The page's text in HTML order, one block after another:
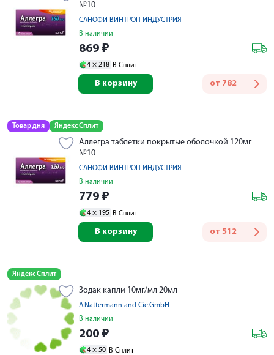
№10
САНОФИ ВИНТРОП ИНДУСТРИЯ
В наличии
869 ₽
4 × 218 В Сплит
от 782
В корзину
Товар дня Яндекс Сплит
Аллегра таблетки покрытые оболочкой 120мг
№10
САНОФИ ВИНТРОП ИНДУСТРИЯ
В наличии
779 ₽
4 × 195 В Сплит
от 512
В корзину
Яндекс Сплит
Зодак капли 10мг/мл 20мл
A.Nattermann and Cie.GmbH
В наличии
200 ₽
4 × 50 В Сплит